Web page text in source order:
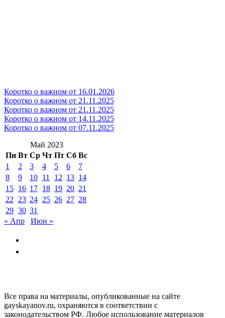
Коротко о важном от 16.01.2026
Коротко о важном от 21.11.2025
Коротко о важном от 21.11.2025
Коротко о важном от 14.11.2025
Коротко о важном от 07.11.2025
Май 2023
Пн Вт Ср Чт Пт Сб Вс
1
2 3 4 5 6
7
8
9 10 11 12 13 14
15 16 17 18 19 20 21
22
23 24 25 26 27 28
29 30 31
« Апр
Июн »
Все права на материалы, опубликованные на сайте
gayskayanov.ru, охраняются в соответствии с
законодательством РФ. Любое использование материалов